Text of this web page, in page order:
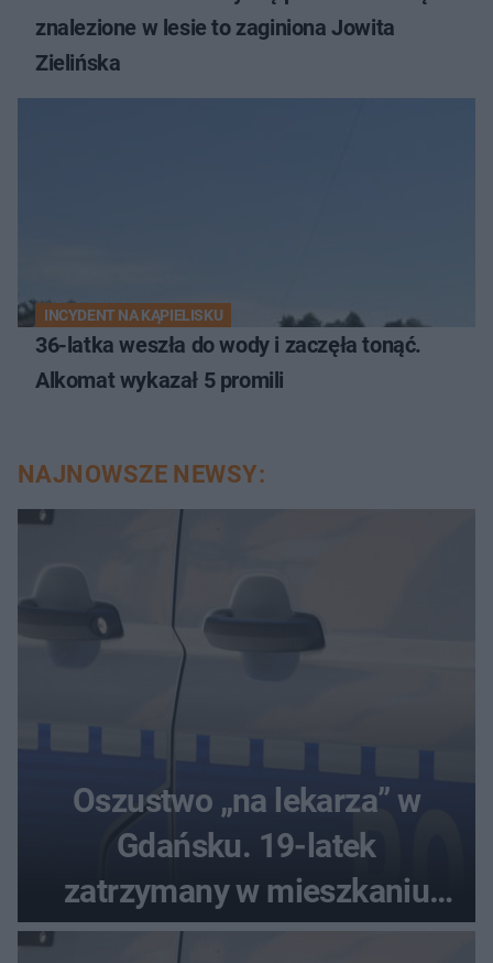
znalezione w lesie to zaginiona Jowita
Zielińska
INCYDENT NA KĄPIELISKU
36-latka weszła do wody i zaczęła tonąć.
Alkomat wykazał 5 promili
NAJNOWSZE NEWSY:
Oszustwo „na lekarza” w
Gdańsku. 19-latek
zatrzymany w mieszkaniu
seniora